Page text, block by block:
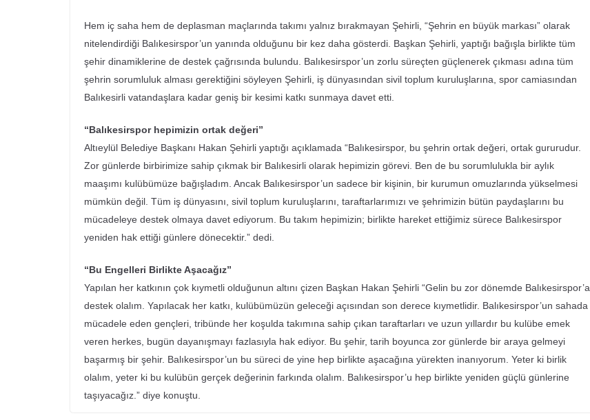
Hem iç saha hem de deplasman maçlarında takımı yalnız bırakmayan Şehirli, “Şehrin en büyük markası” olarak
nitelendirdiği Balıkesirspor’un yanında olduğunu bir kez daha gösterdi. Başkan Şehirli, yaptığı bağışla birlikte tüm
şehir dinamiklerine de destek çağrısında bulundu. Balıkesirspor’un zorlu süreçten güçlenerek çıkması adına tüm
şehrin sorumluluk alması gerektiğini söyleyen Şehirli, iş dünyasından sivil toplum kuruluşlarına, spor camiasından
Balıkesirli vatandaşlara kadar geniş bir kesimi katkı sunmaya davet etti.
“Balıkesirspor hepimizin ortak değeri”
Altıeylül Belediye Başkanı Hakan Şehirli yaptığı açıklamada “Balıkesirspor, bu şehrin ortak değeri, ortak gururudur.
Zor günlerde birbirimize sahip çıkmak bir Balıkesirli olarak hepimizin görevi. Ben de bu sorumlulukla bir aylık
maaşımı kulübümüze bağışladım. Ancak Balıkesirspor’un sadece bir kişinin, bir kurumun omuzlarında yükselmesi
mümkün değil. Tüm iş dünyasını, sivil toplum kuruluşlarını, taraftarlarımızı ve şehrimizin bütün paydaşlarını bu
mücadeleye destek olmaya davet ediyorum. Bu takım hepimizin; birlikte hareket ettiğimiz sürece Balıkesirspor
yeniden hak ettiği günlere dönecektir.” dedi.
“Bu Engelleri Birlikte Aşacağız”
Yapılan her katkının çok kıymetli olduğunun altını çizen Başkan Hakan Şehirli “Gelin bu zor dönemde Balıkesirspor’a
destek olalım. Yapılacak her katkı, kulübümüzün geleceği açısından son derece kıymetlidir. Balıkesirspor’un sahada
mücadele eden gençleri, tribünde her koşulda takımına sahip çıkan taraftarları ve uzun yıllardır bu kulübe emek
veren herkes, bugün dayanışmayı fazlasıyla hak ediyor. Bu şehir, tarih boyunca zor günlerde bir araya gelmeyi
başarmış bir şehir. Balıkesirspor’un bu süreci de yine hep birlikte aşacağına yürekten inanıyorum. Yeter ki birlik
olalım, yeter ki bu kulübün gerçek değerinin farkında olalım. Balıkesirspor’u hep birlikte yeniden güçlü günlerine
taşıyacağız.” diye konuştu.